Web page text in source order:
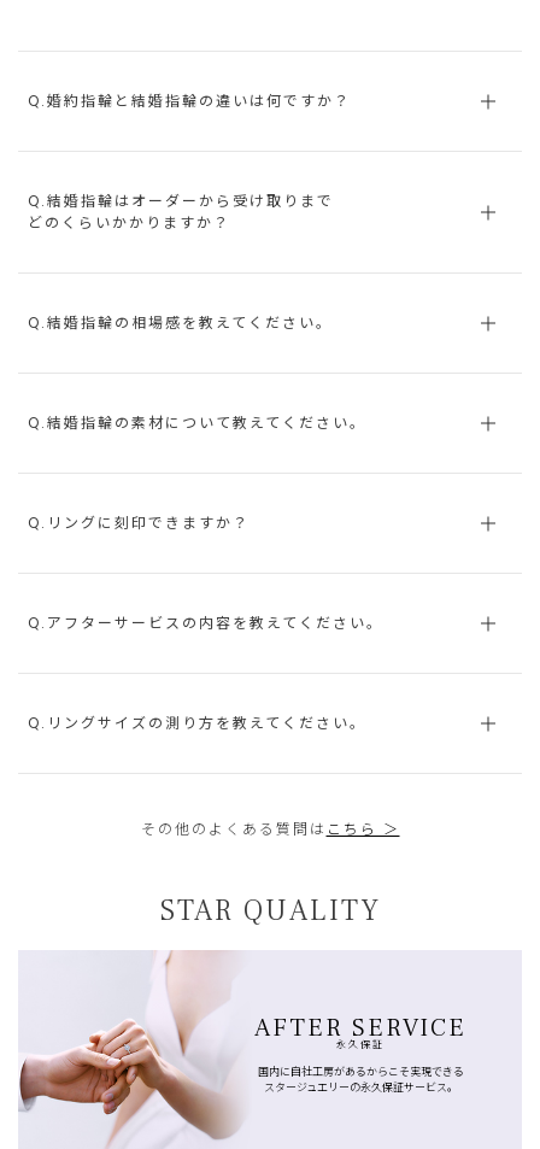
Q.婚約指輪と結婚指輪の違いは何ですか？
Q.結婚指輪はオーダーから受け取りまで
どのくらいかかりますか？
Q.結婚指輪の相場感を教えてください。
Q.結婚指輪の素材について教えてください。
Q.リングに刻印できますか？
Q.アフターサービスの内容を教えてください。
Q.リングサイズの測り方を教えてください。
その他のよくある質問は こちら ＞
STAR QUALITY
AFTER SERVICE
永久保証
国内に自社工房があるからこそ実現できる
スタージュエリーの永久保証サービス。